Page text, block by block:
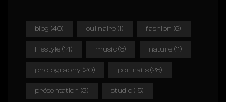
blog (40) culinaire (1) fashion (6)
lifestyle (14) music(3) nature (11)
photography (20) portraits(28)
présentation (3) studio(15)